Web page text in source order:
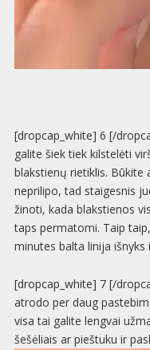
[dropcap_white] 6 [/
galite šiek tiek kilstelėti
blakstienų rietiklis. Būkite
neprilipo, tad staigesnis
žinoti, kada blakstienos
taps permatomi. Taip
minutes balta linija
[dropcap_white] 7 [/
atrodo per daug
visa tai galite lengvai
šešėliais ar pieštuku ir